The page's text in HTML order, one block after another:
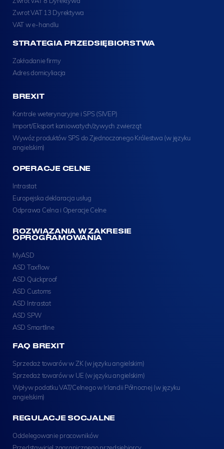
Zwrot VAT 13 Dyrektywa
VAT w e-handlu
STRATEGIA PRZEDSIĘBIORSTWA
Zakładanie firmy
Adres domicyliacja
BREXIT
Kontrole weterynaryjne i SPS (SIVEP)
Import/Eksport koniowatych/żywych zwierząt
Wywóz produktów SPS do Zjednoczonego Królestwa (w języku
angielskim)
OPERACJE CELNE
Intrastat
Europejska deklaracja usług
Odprawa Celna i Operacje Celne
ROZWIĄZANIA W ZAKRESIE
OPROGRAMOWANIA
MyASD
ASD Taxflow
ASD Quickproof
ASD Customs
ASD Intrastat
ASD SPW
ASD Smartline
FAQ BREXIT
Sprzedaż towarów w ZK (w języku angielskim)
Sprzedaż towarów w UE (w języku angielskim)
Wpływ podatku VAT/Celnego w Irlandii Północnej (w języku
angielskim)
REGULACJE SOCJALNE
Oddelegowanie pracowników
Przedstawiciel zagranicznego przedsiebiorcy